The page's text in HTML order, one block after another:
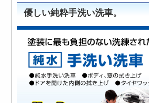
優しい純粋手洗い洗車。